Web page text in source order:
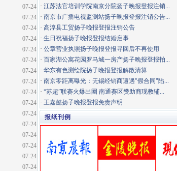
· 江苏法官培训学院南京分院扬子晚报登报注销...
· 南京市广播电视监测站扬子晚报登报注销公告...
· 高淳县工贸扬子晚报登报注销公告
· 生日祝福扬子晚报登报结婚启事
· 公章营业执照扬子晚报登报寻回后不再使用
· 百家湖公寓花园罗马城一房产扬子晚报登报拍...
· 华东有色测绘院扬子晚报登报解散清算
· 南京零距离曝光：无锡经销商遭遇"假合同"陷...
· “苏超”联赛火爆出圈 南通赛区赞助商现教辅...
· 王嘉懿扬子晚报登报免责声明
报纸刊例
07-24
07-24
07-24
07-24
07-24
07-24
07-24
07-24
07-24
07-24
07-24
07-24
07-24
07-24
07-24
07-24